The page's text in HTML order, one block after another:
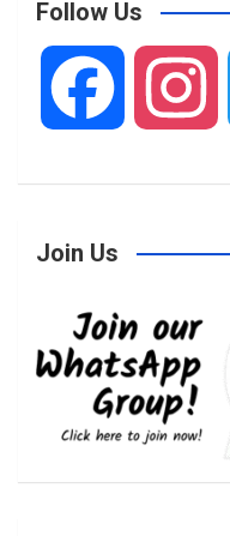
Follow Us
e
b
s
Join Us